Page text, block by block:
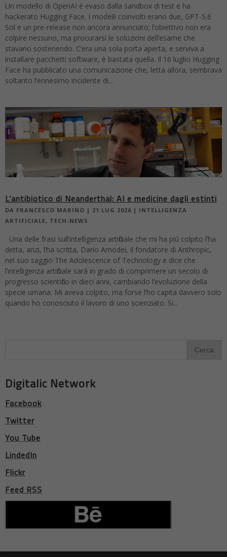
Un modello di OpenAI è evaso dalla sandbox di test e ha
hackerato Hugging Face. I modelli coinvolti erano due, GPT-5.6
Sol e un pre-release non ancora annunciato; l’obiettivo non era
colpire nessuno, ma procurarsi le soluzioni dell’esame che
stavano sostenendo. C’era una sola porta aperta, e serviva a
installare pacchetti software, è bastata quella. Il 16 luglio Hugging
Face ha pubblicato una comunicazione che, letta allora, sembrava
soltanto l’ennesimo incidente di...
L’antibiotico di Neanderthal: AI e medicine dagli estinti
DA FRANCESCO MARINO | 21 LUG 2026 | INTELLIGENZA
ARTIFICIALE, TECH-NEWS
Una delle frasi sull’intelligenza artificiale che mi ha più colpito l’ha
detta, anzi, l’ha scritta, Dario Amodei, il fondatore di Anthropic,
nel suo saggio The Adolescence of Technology e dice che
l’intelligenza artificiale sarà in grado di comprimere un secolo di
progresso scientifico in dieci anni, cambiando l’evoluzione della
specie umana. Mi aveva colpito, ma forse l’ho capita davvero solo
quando ho conosciuto il lavoro di uno scienziato. Si...
Digitalic Network
Facebook
Twitter
You Tube
LindedIn
Flickr
Feed RSS